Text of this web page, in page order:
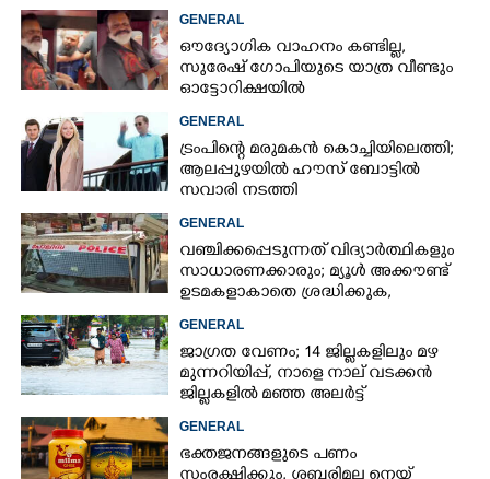
GENERAL
ഔദ്യോഗിക വാഹനം കണ്ടില്ല,
സുരേഷ് ഗോപിയുടെ യാത്ര വീണ്ടും
ഓട്ടോറിക്ഷയിൽ
GENERAL
ട്രംപിന്റെ മരുമകൻ കൊച്ചിയിലെത്തി;
ആലപ്പുഴയിൽ ഹൗസ് ബോട്ടിൽ
സവാരി നടത്തി
GENERAL
വഞ്ചിക്കപ്പെടുന്നത് വിദ്യാർത്ഥികളും
സാധാരണക്കാരും; മ്യൂൾ അക്കൗണ്ട്
ഉടമകളാകാതെ ശ്രദ്ധിക്കുക,
GENERAL
ജാഗ്രത വേണം; 14 ജില്ലകളിലും മഴ
മുന്നറിയിപ്പ്, നാളെ നാല് വടക്കൻ
ജില്ലകളിൽ മഞ്ഞ അലർട്ട്
GENERAL
ഭക്തജനങ്ങളുടെ പണം